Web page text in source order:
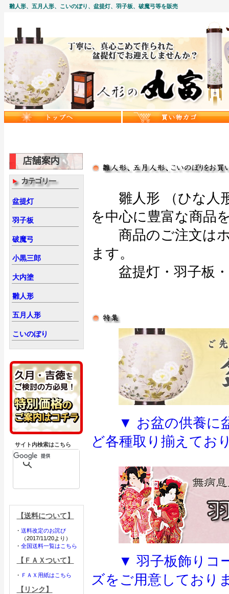
雛人形、五月人形、こいのぼり、盆提灯、羽子板、破魔弓等を販売
盆提灯
羽子板
破魔弓
小黒三郎
大内塗
雛人形
五月人形
こいのぼり
サイト内検索はこちら
【送料について】
・ 送料改定のお詫び
（2017/11/20より）
・ 全国送料一覧はこちら
【ＦＡＸついて】
・ ＦＡＸ用紙はこちら
【リンク】
雛人形 （ひな人形
を中心に豊富な商品
商品のご注文はホ
ます。
盆提灯・羽子板・
▼ お盆の供養に
ど各種取り揃えてお
▼ 羽子板飾りコ
ズをご用意しており